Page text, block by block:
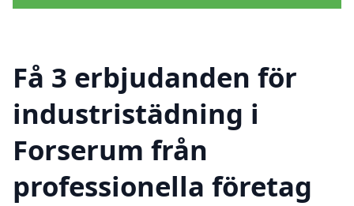
Få 3 erbjudanden för
industristädning i
Forserum från
professionella företag